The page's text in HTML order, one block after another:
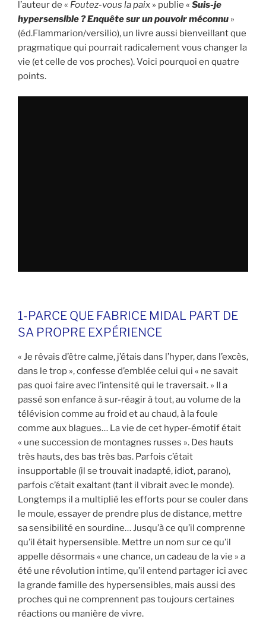
l’auteur de « Foutez-vous la paix » publie « Suis-je
hypersensible ? Enquête sur un pouvoir méconnu »
(éd.Flammarion/versilio), un livre aussi bienveillant que
pragmatique qui pourrait radicalement vous changer la
vie (et celle de vos proches). Voici pourquoi en quatre
points.
1-PARCE QUE FABRICE MIDAL PART DE
SA PROPRE EXPÉRIENCE
« Je rêvais d’être calme, j’étais dans l’hyper, dans l’excès,
dans le trop », confesse d’emblée celui qui « ne savait
pas quoi faire avec l’intensité qui le traversait. » Il a
passé son enfance à sur-réagir à tout, au volume de la
télévision comme au froid et au chaud, à la foule
comme aux blagues… La vie de cet hyper-émotif était
« une succession de montagnes russes ». Des hauts
très hauts, des bas très bas. Parfois c’était
insupportable (il se trouvait inadapté, idiot, parano),
parfois c’était exaltant (tant il vibrait avec le monde).
Longtemps il a multiplié les efforts pour se couler dans
le moule, essayer de prendre plus de distance, mettre
sa sensibilité en sourdine… Jusqu’à ce qu’il comprenne
qu’il était hypersensible. Mettre un nom sur ce qu’il
appelle désormais « une chance, un cadeau de la vie » a
été une révolution intime, qu’il entend partager ici avec
la grande famille des hypersensibles, mais aussi des
proches qui ne comprennent pas toujours certaines
réactions ou manière de vivre.